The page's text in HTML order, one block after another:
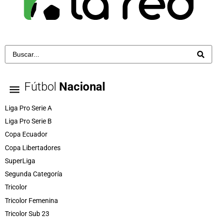
Fútbol Nacional
Liga Pro Serie A
Liga Pro Serie B
Copa Ecuador
Copa Libertadores
SuperLiga
Segunda Categoría
Tricolor
Tricolor Femenina
Tricolor Sub 23